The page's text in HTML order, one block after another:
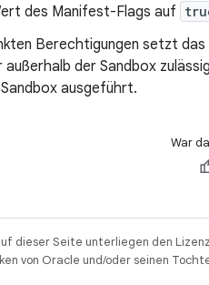
des Manifest-Flags auf
Berechtigungen setzt
der Sandbox
ausgeführt.
War
dieser Seite unterliegen den
von Oracle und/oder seinen